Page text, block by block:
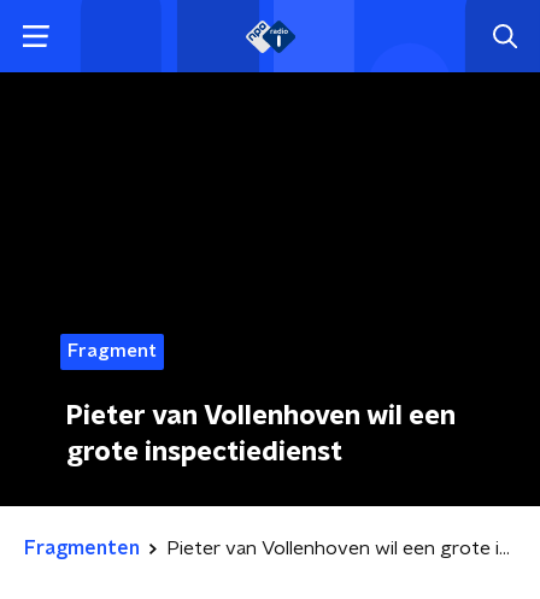
Fragment
Pieter van Vollenhoven wil een
grote inspectiedienst
Fragmenten Pieter van Vollenhoven wil een grote inspectiedienst